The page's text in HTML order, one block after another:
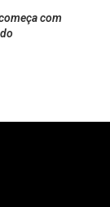
com